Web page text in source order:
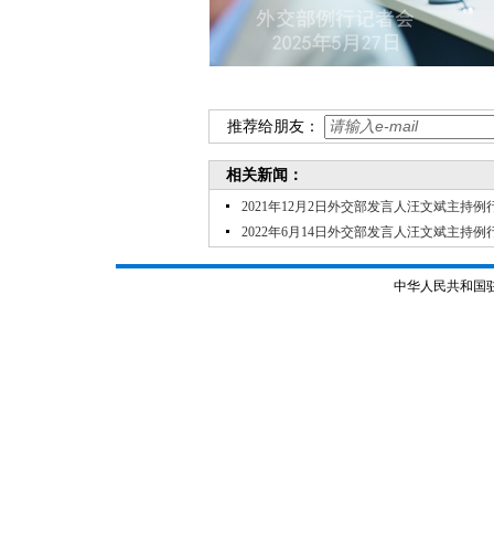
推荐给朋友：
相关新闻：
2021年12月2日外交部发言人汪文斌主持例
2022年6月14日外交部发言人汪文斌主持例
中华人民共和国